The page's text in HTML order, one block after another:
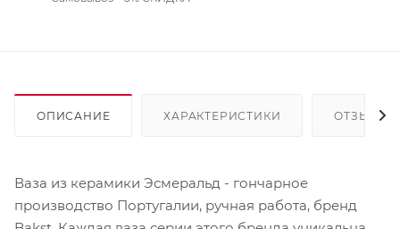
ОПИСАНИЕ ХАРАКТЕРИСТИКИ ОТЗЫВЫ
Ваза из керамики Эсмеральд - гончарное
производство Португалии, ручная работа, бренд